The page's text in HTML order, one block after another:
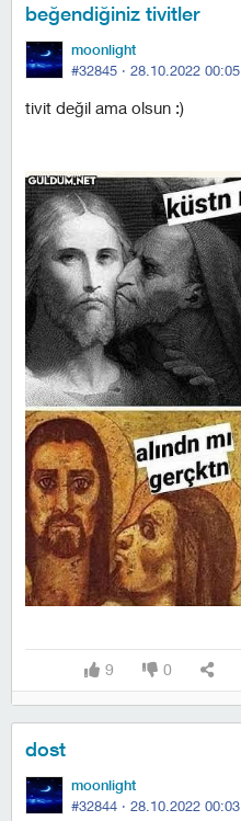
beğendiğiniz tivitler
moonlight
#32845 · 28.10.2022 00:05
tivit değil ama olsun :)
9 0
dost
moonlight
#32844 · 28.10.2022 00:03